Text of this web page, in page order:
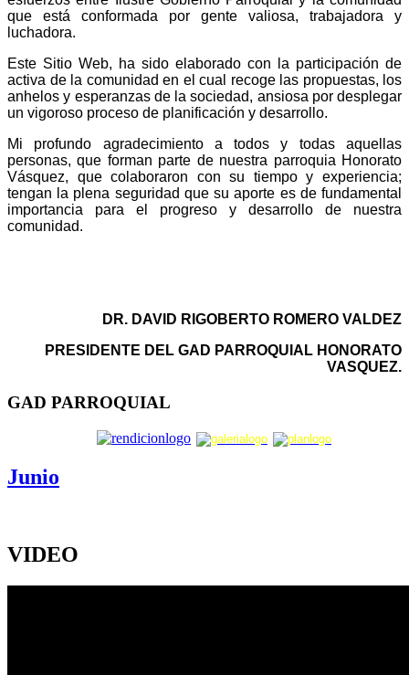
que está conformada por gente valiosa, trabajadora y
luchadora.
Este Sitio Web, ha sido elaborado con la participación de
activa de la comunidad en el cual recoge las propuestas, los
anhelos y esperanzas de la sociedad, ansiosa por desplegar
un vigoroso proceso de planificación y desarrollo.
Mi profundo agradecimiento a todos y todas aquellas
personas, que forman parte de nuestra parroquia Honorato
Vásquez, que colaboraron con su tiempo y experiencia;
tengan la plena seguridad que su aporte es de fundamental
importancia para el progreso y desarrollo de nuestra
comunidad.
DR. DAVID RIGOBERTO ROMERO VALDEZ
PRESIDENTE DEL GAD PARROQUIAL HONORATO
VASQUEZ.
GAD PARROQUIAL
Junio
VIDEO